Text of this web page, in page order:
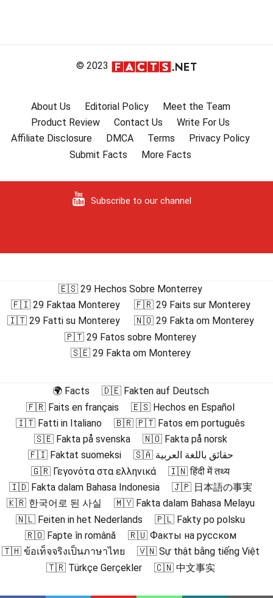
© 2023
About Us Editorial Policy
Meet the Team
Product Review
Contact Us
Write For Us
Affiliate Disclosure
DMCA Terms
Privacy Policy
Submit Facts
More Facts
Subscribe to our channel
🇪🇸 29 Hechos Sobre Monterrey
🇫🇮 29 Faktaa Monterey
🇫🇷 29 Faits sur Monterey
🇮🇹 29 Fatti su Monterey
🇳🇴 29 Fakta om Monterey
🇵🇹 29 Fatos sobre Monterey
🇸🇪 29 Fakta om Monterey
🌍 Facts
🇩🇪 Fakten auf Deutsch
🇫🇷 Faits en français
🇪🇸 Hechos en Español
🇮🇹 Fatti in Italiano
🇧🇷 🇵🇹 Fatos em português
🇸🇪 Fakta på svenska
🇳🇴 Fakta på norsk
🇫🇮 Faktat suomeksi
🇸🇦 حقائق باللغة العربية
🇬🇷 Γεγονότα στα ελληνικά
🇮🇳 हिंदी में तथ्य
🇮🇩 Fakta dalam Bahasa Indonesia
🇯🇵 日本語の事実
🇰🇷 한국어로 된 사실
🇲🇾 Fakta dalam Bahasa Melayu
🇳🇱 Feiten in het Nederlands
🇵🇱 Fakty po polsku
🇷🇴 Fapte în română
🇷🇺 Факты на русском
🇹🇭 ข้อเท็จจริงเป็นภาษาไทย
🇻🇳 Sự thật bằng tiếng Việt
🇹🇷 Türkçe Gerçekler
🇨🇳 中文事实